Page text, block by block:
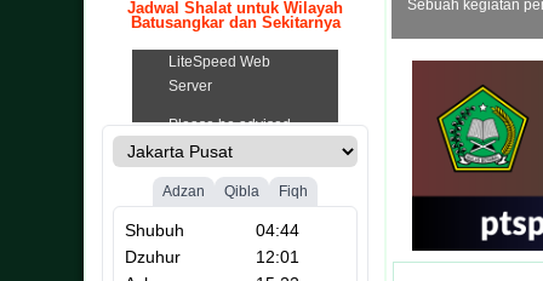
Jadwal Shalat untuk Wilayah
Batusangkar dan Sekitarnya
Sebuah kegiatan